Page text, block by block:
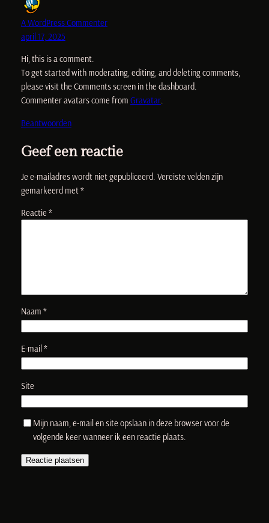
A WordPress Commenter
april 17, 2025
Hi, this is a comment.
To get started with moderating, editing, and deleting comments,
please visit the Comments screen in the dashboard.
Commenter avatars come from Gravatar.
Beantwoorden
Geef een reactie
Je e-mailadres wordt niet gepubliceerd. Vereiste velden zijn
gemarkeerd met*
Reactie *
Naam *
E-mail*
Site
Mijn naam, e-mail en site opslaan in deze browser voor de
volgende keer wanneer ik een reactie plaats.